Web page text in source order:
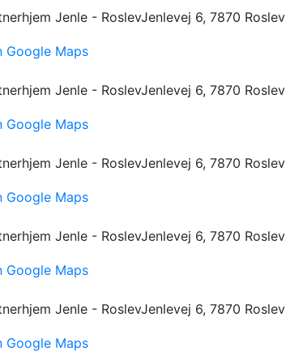
Jenle - RoslevJenlevej 6, 7870 Roslev
Google Maps
Jenle - RoslevJenlevej 6, 7870 Roslev
Google Maps
Jenle - RoslevJenlevej 6, 7870 Roslev
Google Maps
Jenle - RoslevJenlevej 6, 7870 Roslev
Google Maps
Jenle - RoslevJenlevej 6, 7870 Roslev
Google Maps